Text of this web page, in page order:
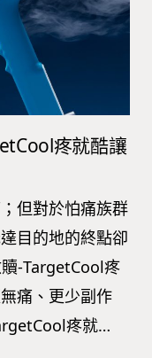
疼就酷讓
但對於怕痛族群
目的地的終點卻
-TargetCool疼
痛、更少副作
疼就…